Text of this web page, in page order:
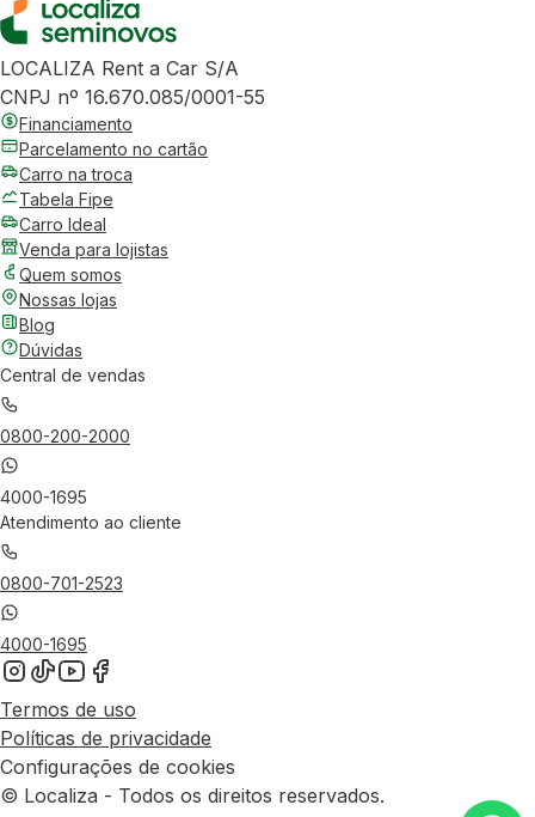
LOCALIZA Rent a Car S/A
CNPJ nº 16.670.085/0001-55
Financiamento
Parcelamento no cartão
Carro na troca
Tabela Fipe
Carro Ideal
Venda para lojistas
Quem somos
Nossas lojas
Blog
Dúvidas
Central de vendas
0800-200-2000
4000-1695
Atendimento ao cliente
0800-701-2523
4000-1695
Termos de uso
Políticas de privacidade
Configurações de cookies
© Localiza - Todos os direitos reservados.